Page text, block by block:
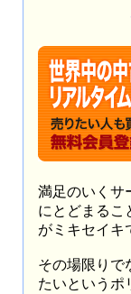
満足のいくサ
にとどまるこ
がミキセイキ
その場限りで
たいというポ